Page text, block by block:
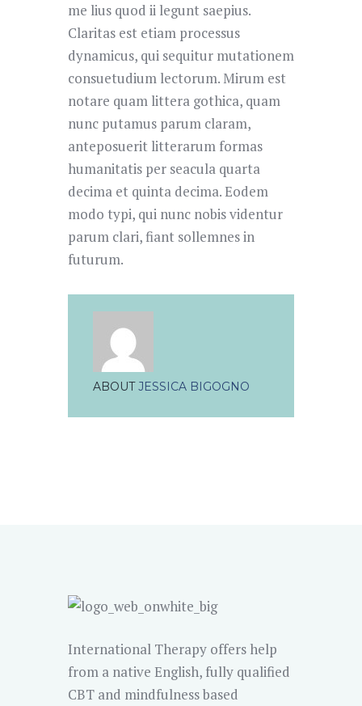
me lius quod ii legunt saepius.
Claritas est etiam processus
dynamicus, qui sequitur mutationem
consuetudium lectorum. Mirum est
notare quam littera gothica, quam
nunc putamus parum claram,
anteposuerit litterarum formas
humanitatis per seacula quarta
decima et quinta decima. Eodem
modo typi, qui nunc nobis videntur
parum clari, fiant sollemnes in
futurum.
ABOUTJESSICA BIGOGNO
International Therapy offers help
from a native English, fully qualified
CBT and mindfulness based